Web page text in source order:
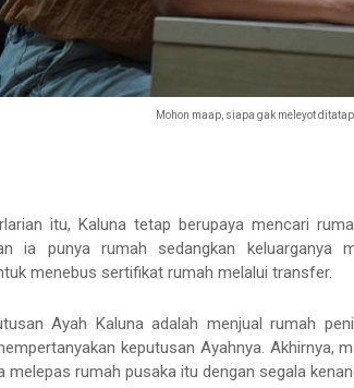
Mohon maap, siapa gak meleyot
itu, Kaluna tetap berupaya mencari
ia punya rumah sedangkan keluarganya
menebus sertifikat rumah melalui transfer.
Ayah Kaluna adalah menjual rumah
keputusan Ayahnya. Akhirnya,
melepas rumah pusaka itu dengan segala